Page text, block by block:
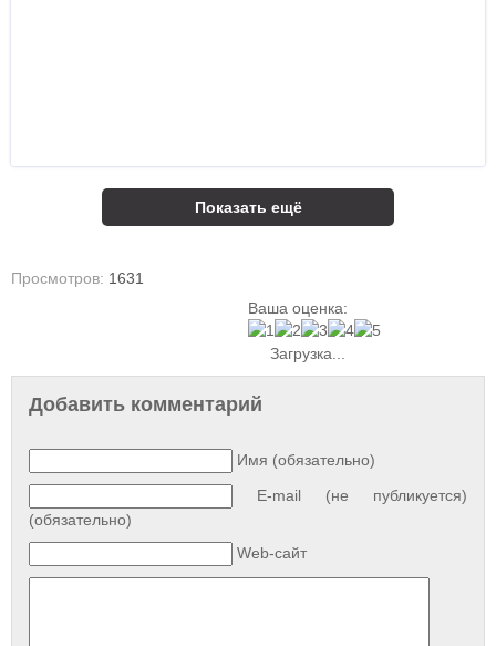
Показать ещё
Просмотров: 1631
Ваша оценка:
Загрузка...
Добавить комментарий
Имя (обязательно)
E-mail (не публикуется)
(обязательно)
Web-сайт